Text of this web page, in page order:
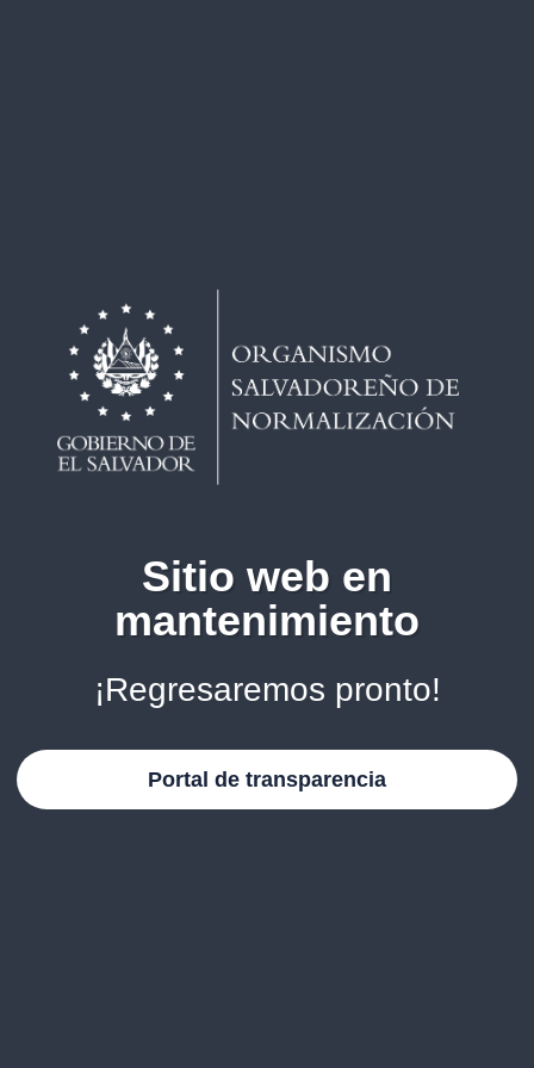
Sitio web en
mantenimiento
¡Regresaremos pronto!
Portal de transparencia